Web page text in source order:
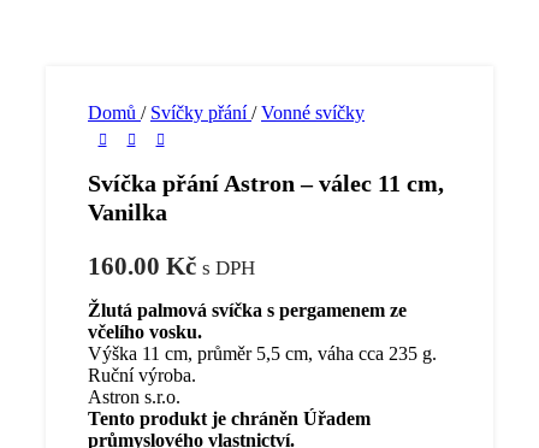
Domů / Svíčky přání/ Vonné svíčky
Svíčka přání Astron – válec 11 cm,
Vanilka
160.00 Kč s DPH
Žlutá palmová svíčka s pergamenem ze
včelího vosku.
Výška 11 cm, průměr 5,5 cm, váha cca 235 g.
Ruční výroba.
Astron s.r.o.
Tento produkt je chráněn Úřadem
průmyslového vlastnictví.